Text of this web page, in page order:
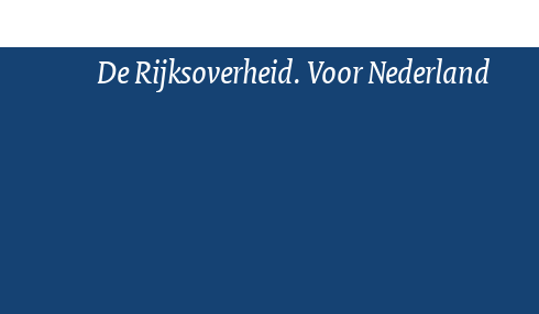
De Rijksoverheid. Voor Nederland